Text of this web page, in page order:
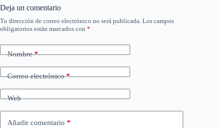
Deja un comentario
Tu dirección de correo electrónico no será publicada. Los campos
obligatorios están marcados con *
Nombre*
Correo electrónico*
Web
Añadir comentario *